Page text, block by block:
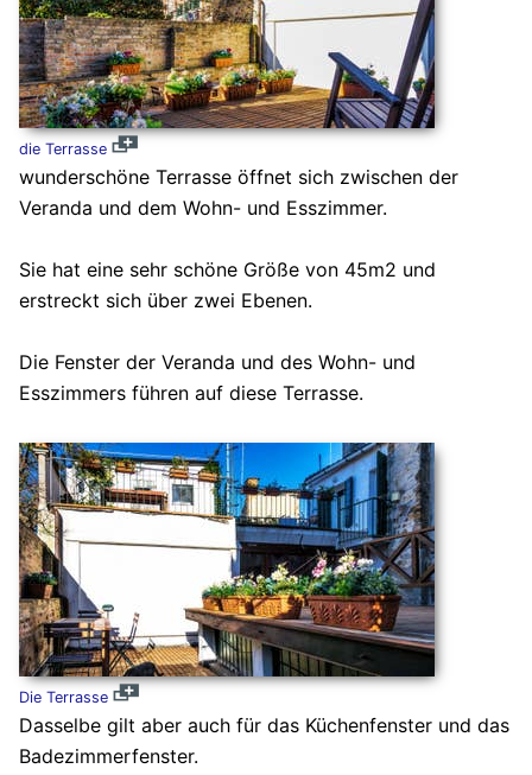
die Terrasse
wunderschöne Terrasse öffnet sich zwischen der
Veranda und dem Wohn- und Esszimmer.
Sie hat eine sehr schöne Größe von 45m2 und
erstreckt sich über zwei Ebenen.
Die Fenster der Veranda und des Wohn- und
Esszimmers führen auf diese Terrasse.
Die Terrasse
Dasselbe gilt aber auch für das Küchenfenster und das
Badezimmerfenster.